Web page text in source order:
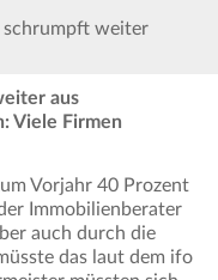
schrumpft weiter
aus
Viele Firmen
Vorjahr 40 Prozent
Immobilienberater
auch durch die
das laut dem ifo